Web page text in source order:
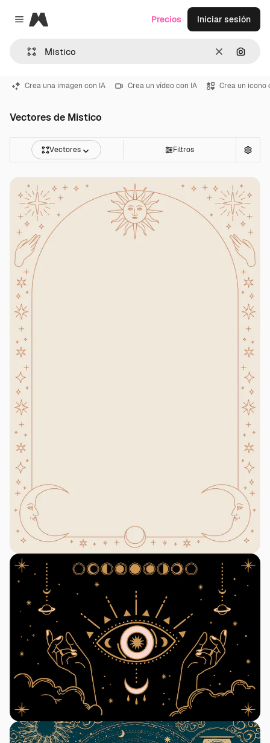
Close menu
Magnific
Borrar
Precios Iniciar sesión
Crea una imagen con IA Crea un vídeo con IA Crea un icono
Vectores de Mistico
Vectores Filtros